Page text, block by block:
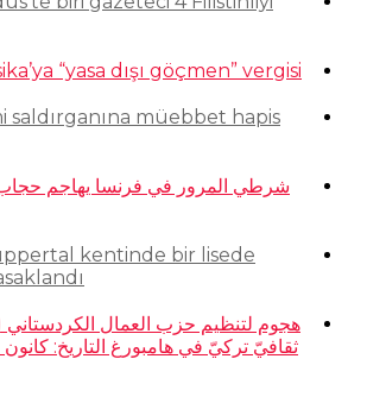
“yasa dışı göçmen” vergisi
saldırganına müebbet hapis
شرطي المرور في فرنسا يهاجم حجاب
kentinde bir lisede
هجوم لتنظيم حزب العمال